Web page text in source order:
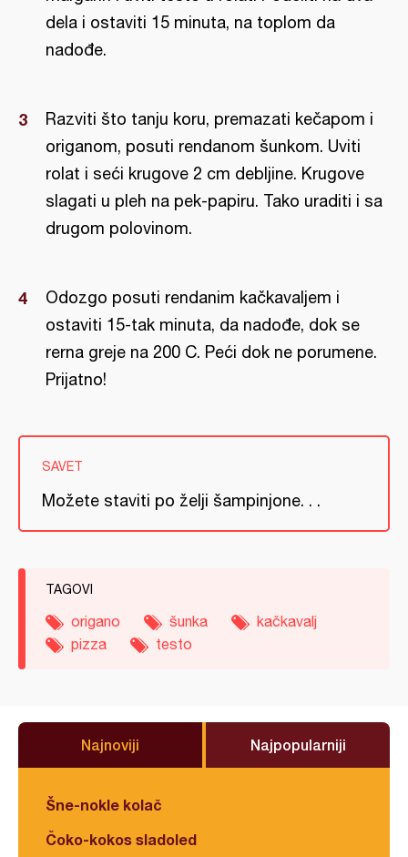
dela i ostaviti 15 minuta, na toplom da
nadođe.
Razviti što tanju koru, premazati kečapom i
origanom, posuti rendanom šunkom. Uviti
rolat i seći krugove 2 cm debljine. Krugove
slagati u pleh na pek-papiru. Tako uraditi i sa
drugom polovinom.
Odozgo posuti rendanim kačkavaljem i
ostaviti 15-tak minuta, da nadođe, dok se
rerna greje na 200 C. Peći dok ne porumene.
Prijatno!
SAVET
Možete staviti po želji šampinjone. . .
TAGOVI
origano šunka
kačkavalj
pizza
testo
Najnoviji Najpopularniji
Šne-nokle kolač
Čoko-kokos sladoled